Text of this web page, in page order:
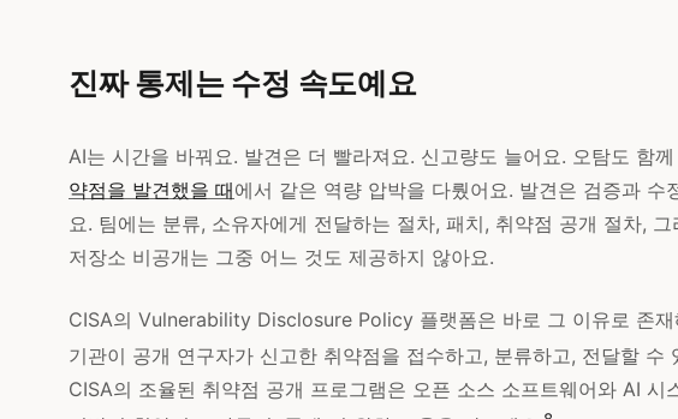
진짜 통제는 수정 속도예요
AI는 시간을 바꿔요. 발견은 더 빨라져요. 신고량도 늘어요. 오탐도 함
약점을 발견했을 때에서 같은 역량 압박을 다뤘어요. 발견은 검증과 수
요. 팀에는 분류, 소유자에게 전달하는 절차, 패치, 취약점 공개 절차, 그
저장소 비공개는 그중 어느 것도 제공하지 않아요.
CISA의 Vulnerability Disclosure Policy 플랫폼은 바로 그 이유로 존
기관이 공개 연구자가 신고한 취약점을 접수하고, 분류하고, 전달할 수
CISA의 조율된 취약점 공개 프로그램은 오픈 소스 소프트웨어와 AI 시